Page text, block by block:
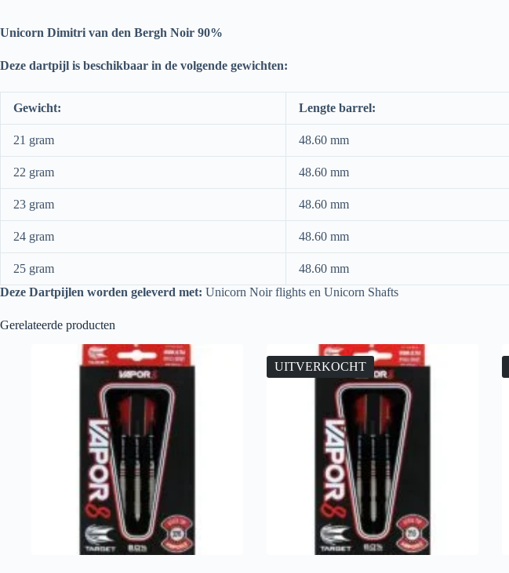
Unicorn Dimitri van den Bergh Noir 90%
Deze dartpijl is beschikbaar in de volgende gewichten:
Gewicht: Lengte barrel:
21 gram 48.60 mm
22 gram 48.60 mm
23 gram 48.60 mm
24 gram 48.60 mm
25 gram 48.60 mm
Deze Dartpijlen worden geleverd met: Unicorn Noir flights en Unicorn Shafts
Gerelateerde producten
UITVERKOCHT